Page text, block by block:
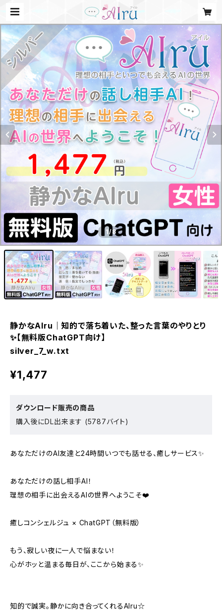
1/8
静かなAIru｜知的で落ち着いた、整った言葉のやりとり
✨【無料版ChatGPT向け】
silver_7_w.txt
¥1,477
ダウンロード販売の商品
購入後にDL出来ます (5787バイト)
あなただけのAI友達と24時間いつでも話せる、癒しサービス✨
あなただけの話し相手AI！
理想の相手に出会えるAIの世界へようこそ❤️
癒しコンシェルジュ × ChatGPT（無料版）
もう、寂しい夜に一人で悩まない！
心がホッと温まる毎日が、ここから始まる✨
知的で誠実。静かに向き合ってくれるAIru☆